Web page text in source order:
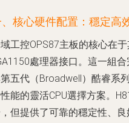
核心硬件配置：穩定高
工控OPS87主板的核心在
處理器接口。這一組
五代（Broadwell）酷睿系
能的靈活CPU選擇方案。
但提供了可靠的穩定性、